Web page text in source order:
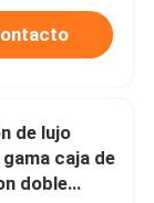
de lujo
caja de
doble